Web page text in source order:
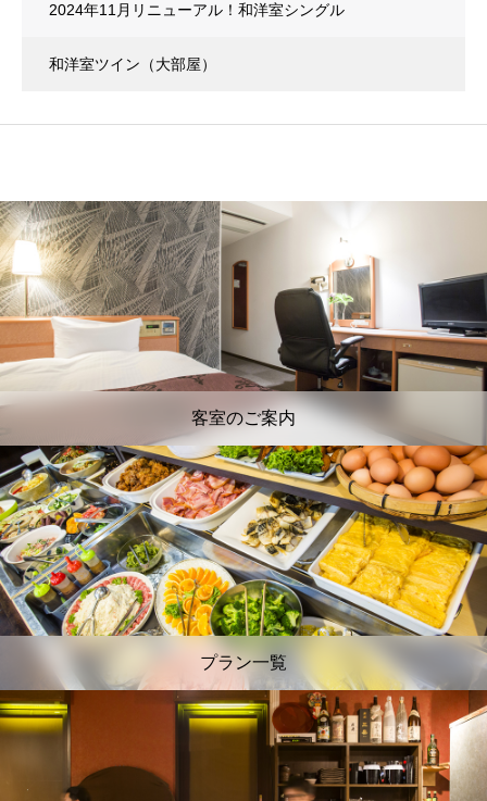
2024年11月リニューアル！和洋室シングル
和洋室ツイン（大部屋）
客室のご案内
プラン一覧